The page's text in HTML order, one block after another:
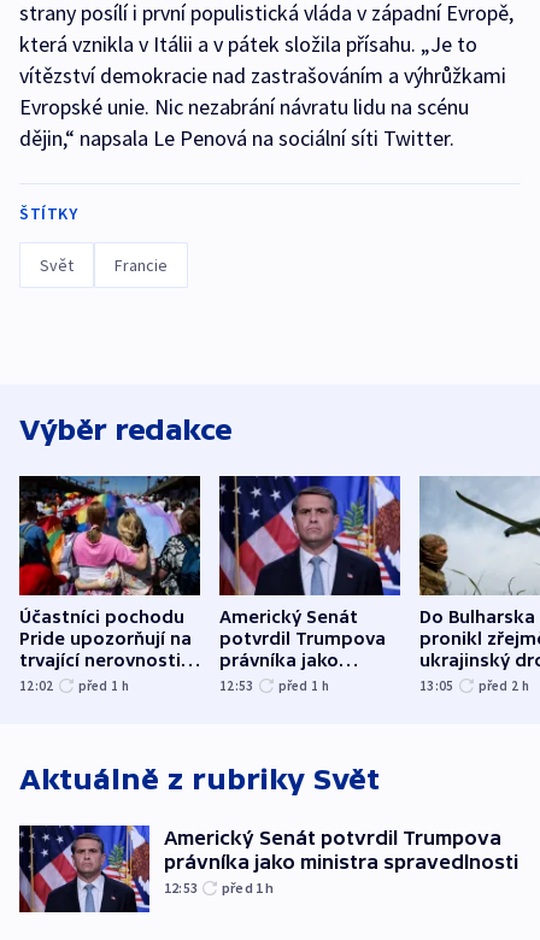
strany posílí i první populistická vláda v západní Evropě,
která vznikla v Itálii a v pátek složila přísahu. „Je to
vítězství demokracie nad zastrašováním a výhrůžkami
Evropské unie. Nic nezabrání návratu lidu na scénu
dějin,“ napsala Le Penová na sociální síti Twitter.
ŠTÍTKY
Svět Francie
Výběr redakce
Účastníci pochodu
Pride upozorňují na
trvající nerovnosti i
společenskou
12:02 před 1 h
Americký Senát
potvrdil Trumpova
právníka jako
ministra
12:53 před 1 h
Do Bulharska
pronikl
ukrajinský
explodoval
13:05 před 2 h
Aktuálně z rubriky Svět
Americký Senát potvrdil Trumpova
právníka jako ministra spravedlnosti
12:53 před 1h